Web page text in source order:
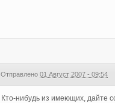
Отправлено01 Август 2007 - 09:54
Кто-нибудь из имеющих, дайте